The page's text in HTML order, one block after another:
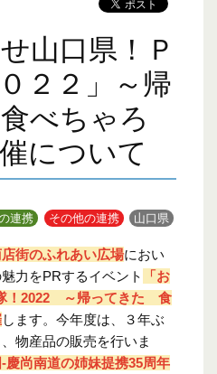
山口県！Ｐ
２２」～帰
べちゃろ
について
連携
その他の連携 山口県
街のふれあい広場におい
力をPRするイベント
「お
！2022 ～帰ってきた 食
します。今年度は、３年ぶ
物産品の販売を行いま
慶尚南道の姉妹提携35周年